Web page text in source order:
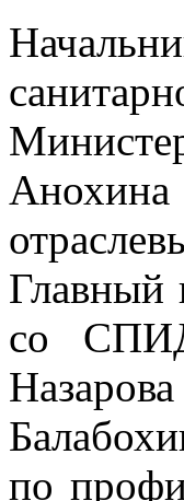
Анохина
Главный
со
по